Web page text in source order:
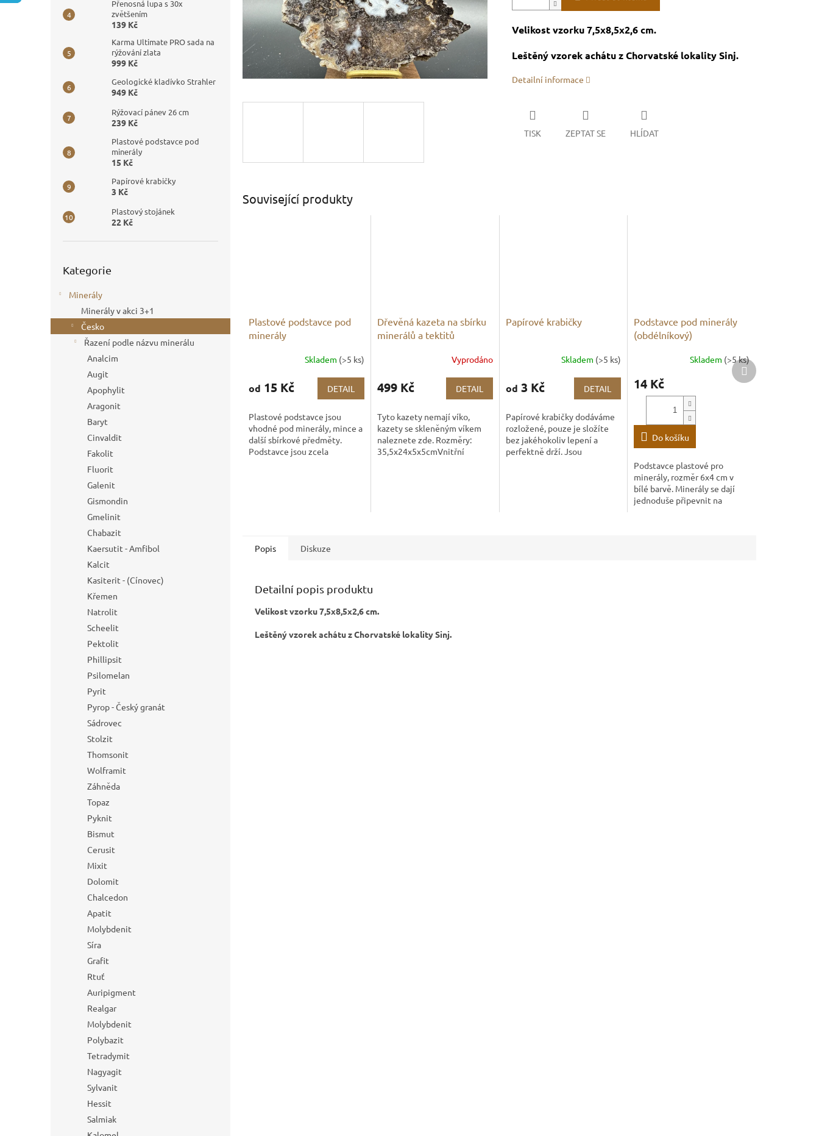
Přenosná lupa s 30x
zvětšením
139 Kč
Karma Ultimate PRO sada na
rýžování zlata
999 Kč
Geologické kladívko Strahler
949 Kč
Rýžovací pánev 26 cm
239 Kč
Plastové podstavce pod
minerály
15 Kč
Papírové krabičky
3 Kč
Plastový stojánek
22 Kč
kategorie
Kategorie
Minerály
Minerály v akci 3+1
Česko
Řazení podle názvu minerálu
Analcim
Augit
Apophylit
Aragonit
Baryt
Cinvaldit
Fakolit
Fluorit
Galenit
Gismondin
Gmelinit
Chabazit
Kaersutit - Amfibol
Kalcit
Kasiterit - (Cínovec)
Křemen
Natrolit
Scheelit
Pektolit
Phillipsit
Psilomelan
Pyrit
Pyrop - Český granát
Sádrovec
Stolzit
Thomsonit
Wolframit
Záhněda
Topaz
Pyknit
Bismut
Cerusit
Mixit
Dolomit
Chalcedon
Apatit
Molybdenit
Síra
Grafit
Rtuť
Auripigment
Realgar
Molybdenit
Polybazit
Tetradymit
Nagyagit
Sylvanit
Hessit
Salmiak
Velikost vzorku 7,5x8,5x2,6 cm.
Leštěný vzorek achátu z Chorvatské lokality Sinj.
Detailní informace
TISK ZEPTAT SE HLÍDAT
Související produkty
Plastové podstavce pod
minerály
Skladem (>5 ks)
od 15 Kč DETAIL
Plastové podstavce jsou
vhodné pod minerály, mince a
další sbírkové předměty.
Podstavce jsou zcela
Dřevěná kazeta na sbírku
minerálů a tektitů
Vyprodáno
499 Kč DETAIL
Tyto kazety nemají víko,
kazety se skleněným víkem
naleznete zde. Rozměry:
35,5x24x5x5cmVnitřní
Papírové krabičky
Skladem (>5 ks)
od 3 Kč DETAIL
Papírové krabičky dodáváme
rozložené, pouze je složíte
bez jakéhokoliv lepení a
perfektně drží. Jsou
Podstavce pod minerály
(obdélníkový)
Skladem (>5 ks)
14 Kč
Do košíku
Podstavce plastové pro
minerály, rozměr 6x4 cm v
bílé barvě. Minerály se dají
jednoduše připevnit na
Další
produkt
Popis Diskuze
Detailní popis produktu
Velikost vzorku 7,5x8,5x2,6 cm.
Leštěný vzorek achátu z Chorvatské lokality Sinj.